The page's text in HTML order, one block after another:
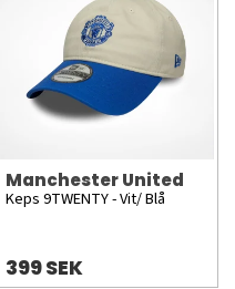
Manchester United
Keps 9TWENTY - Vit/ Blå
399 SEK